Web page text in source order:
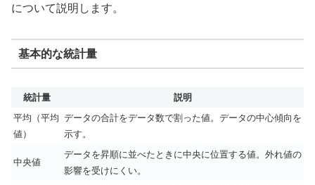
について説明します。
基本的な統計量
統計量
説明
平均（平均
値）
データの合計をデータ数で割った値。データの中心傾向を
示す。
中央値
データを昇順に並べたときに中央に位置する値。外れ値の
影響を受けにくい。